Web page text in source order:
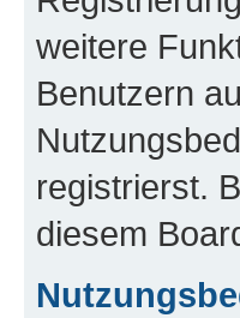
weitere
Benutzern
registrierst.
diesem